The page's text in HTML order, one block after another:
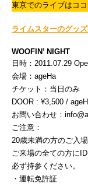
東京でのライブはココ
ライムスターのグッ
WOOFIN’ NIGHT
日時：2011.07.29
会場：ageHa
チケット：当日のみ
DOOR : ¥3,500 /
お問い合わせ：
ご注意：
20歳未満の方のご入
ご来場の全ての方に
必ず持参ください。
・運転免許証